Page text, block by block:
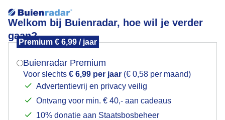
Welkom bij Buienradar, hoe wil je verder
gaan?
Premium € 6,99 / jaar
Buienradar Premium
Voor slechts € 6,99 per jaar (€ 0,58 per maand)
Advertentievrij en privacy veilig
Ontvang voor min. € 40,- aan cadeaus
10% donatie aan Staatsbosbeheer
Lege terrasjes
Mogen we je locatie gebruiken voor het
Indien je hier nog geen akkoord op hebt gegeven,
verschijnt er zo een pop-up uit je browser waarin